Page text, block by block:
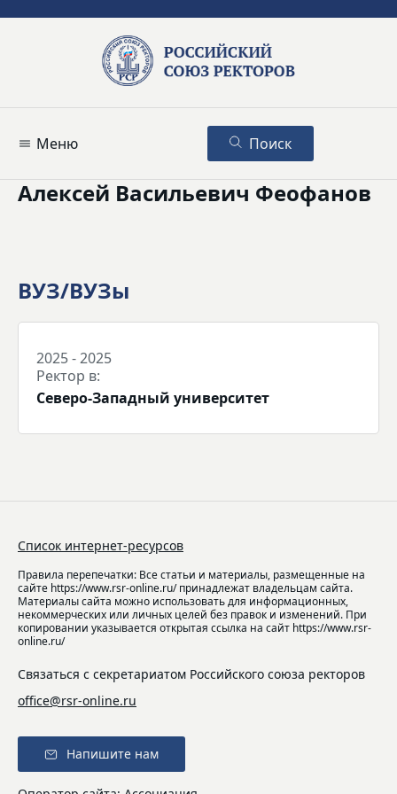
Меню Поиск
Алексей Васильевич Феофанов
ВУЗ/ВУЗы
2025 - 2025
Ректор в:
Северо-Западный университет
Список интернет-ресурсов
Правила перепечатки: Все статьи и материалы, размещенные на
сайте https://www.rsr-online.ru/ принадлежат владельцам сайта.
Материалы сайта можно использовать для информационных,
некоммерческих или личных целей без правок и изменений. При
копировании указывается открытая ссылка на сайт https://www.rsr-
online.ru/
Связаться с секретариатом Российского союза ректоров
office@rsr-online.ru
Напишите нам